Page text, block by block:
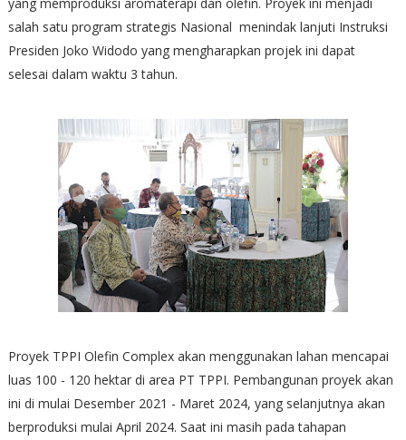
salah satu program strategis Nasional menindak lanjuti Instruksi
Presiden Joko Widodo yang mengharapkan projek ini dapat
selesai dalam waktu 3 tahun.
Proyek TPPI Olefin Complex akan menggunakan lahan mencapai
luas 100 - 120 hektar di area PT TPPI. Pembangunan proyek akan
ini di mulai Desember 2021 - Maret 2024, yang selanjutnya akan
berproduksi mulai April 2024. Saat ini masih pada tahapan